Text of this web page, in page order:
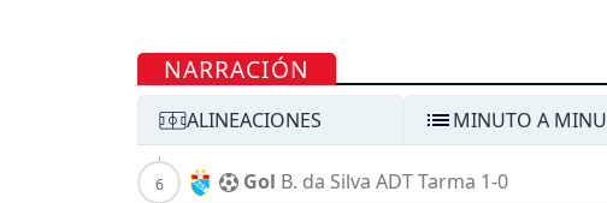
NARRACIÓN
ALINEACIONES MINUTO A
Gol B. da Silva ADT Tarma 1-0